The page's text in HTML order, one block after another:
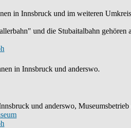
in Innsbruck und im weiteren
und die Stubaitalbahn gehören
in Innsbruck und anderswo.
und anderswo,